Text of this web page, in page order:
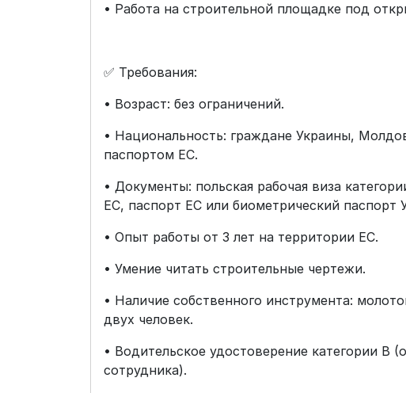
• Работа на строительной площадке под
✅ Требования:
• Возраст: без ограничений.
• Национальность: граждане Украины,
паспортом ЕС.
• Документы: польская рабочая виза
ЕС, паспорт ЕС или биометрический паспорт
• Опыт работы от 3 лет на территории ЕС.
• Умение читать строительные чертежи.
• Наличие собственного инструмента:
двух человек.
• Водительское удостоверение категории B
сотрудника).